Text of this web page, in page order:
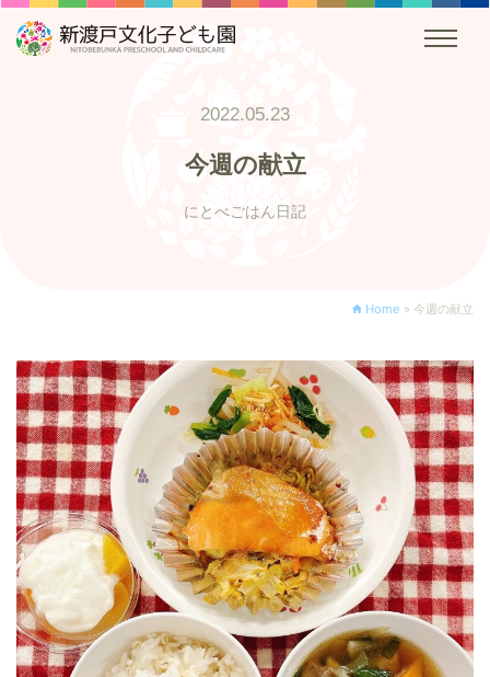
2022.05.23
今週の献立
にとべごはん日記
Home » 今週の献立